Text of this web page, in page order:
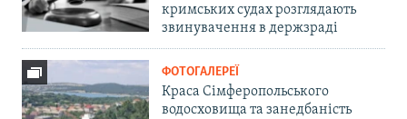
кримських судах розглядають
звинувачення в держзраді
ФОТОГАЛЕРЕЇ
Краса Сімферопольського
водосховища та занедбаність